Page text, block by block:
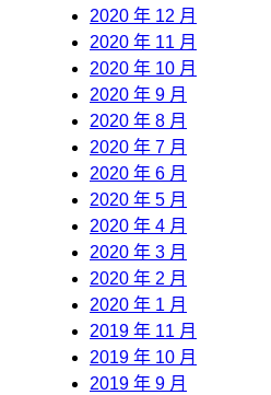
2020 年 12 月
2020 年 11 月
2020 年 10 月
2020 年 9 月
2020 年 8 月
2020 年 7 月
2020 年 6 月
2020 年 5 月
2020 年 4 月
2020 年 3 月
2020 年 2 月
2020 年 1 月
2019 年 11 月
2019 年 10 月
2019 年 9 月